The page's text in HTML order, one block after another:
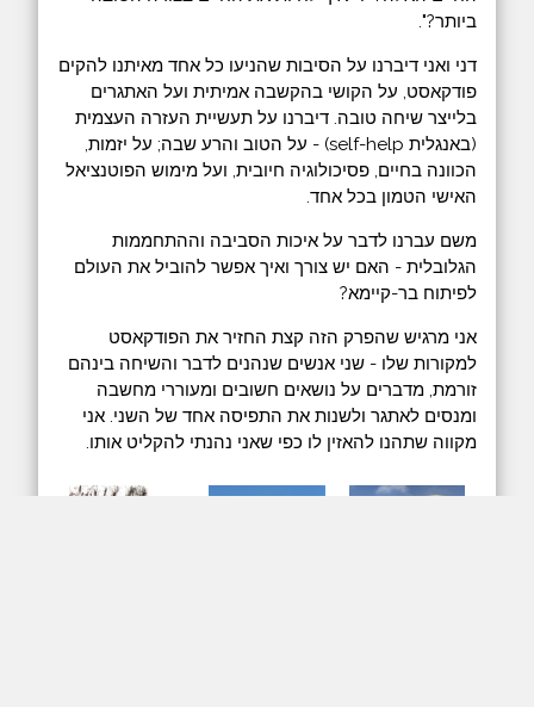
ביותר?".
דני ואני דיברנו על הסיבות שהניעו כל אחד מאיתנו להקים
פודקאסט, על הקושי בהקשבה אמיתית ועל האתגרים
בלייצר שיחה טובה. דיברנו על תעשיית העזרה העצמית
(באנגלית self-help) - על הטוב והרע שבה; על יזמות,
הכוונה בחיים, פסיכולוגיה חיובית, ועל מימוש הפוטנציאל
האישי הטמון בכל אחד.
משם עברנו לדבר על איכות הסביבה וההתחממות
הגלובלית - האם יש צורך ואיך אפשר להוביל את העולם
לפיתוח בר-קיימא?
אני מרגיש שהפרק הזה קצת החזיר את הפודקאסט
למקורות שלו - שני אנשים שנהנים לדבר והשיחה בינהם
זורמת, מדברים על נושאים חשובים ומעוררי מחשבה
ומנסים לאתגר ולשנות את התפיסה אחד של השני. אני
מקווה שתהנו להאזין לו כפי שאני נהנתי להקליט אותו.